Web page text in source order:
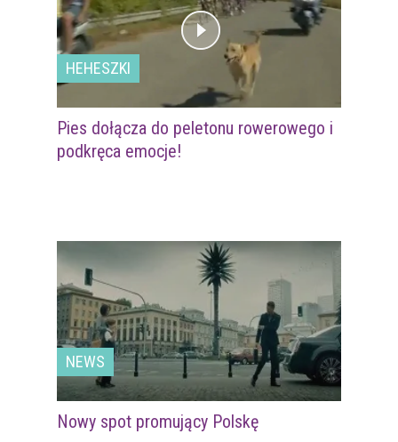
HEHESZKI
Pies dołącza do peletonu rowerowego i
podkręca emocje!
NEWS
Nowy spot promujący Polskę